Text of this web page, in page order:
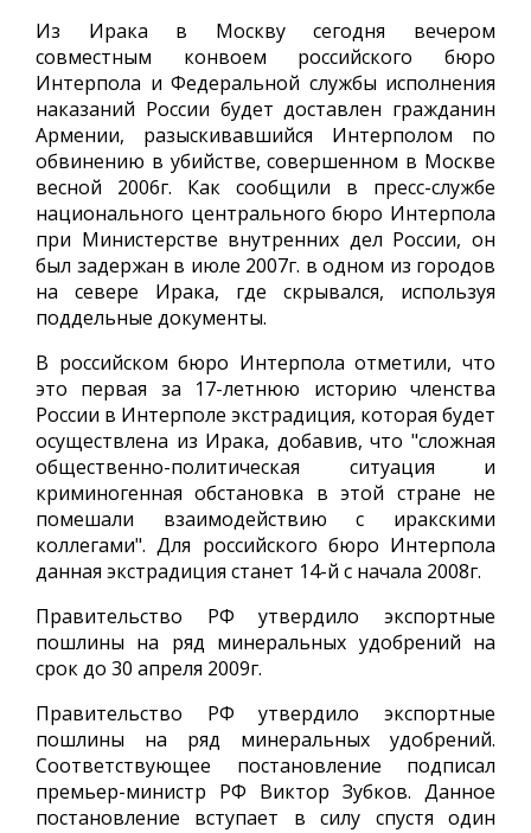
Из Ирака в Москву сегодня вечером
совместным конвоем российского бюро
Интерпола и Федеральной службы исполнения
наказаний России будет доставлен гражданин
Армении, разыскивавшийся Интерполом по
обвинению в убийстве, совершенном в Москве
весной 2006г. Как сообщили в пресс-службе
национального центрального бюро Интерпола
при Министерстве внутренних дел России, он
был задержан в июле 2007г. в одном из городов
на севере Ирака, где скрывался, используя
поддельные документы.
В российском бюро Интерпола отметили, что
это первая за 17-летнюю историю членства
России в Интерполе экстрадиция, которая будет
осуществлена из Ирака, добавив, что "сложная
общественно-политическая ситуация и
криминогенная обстановка в этой стране не
помешали взаимодействию с иракскими
коллегами". Для российского бюро Интерпола
данная экстрадиция станет 14-й с начала 2008г.
Правительство РФ утвердило экспортные
пошлины на ряд минеральных удобрений на
срок до 30 апреля 2009г.
Правительство РФ утвердило экспортные
пошлины на ряд минеральных удобрений.
Соответствующее постановление подписал
премьер-министр РФ Виктор Зубков. Данное
постановление вступает в силу спустя один